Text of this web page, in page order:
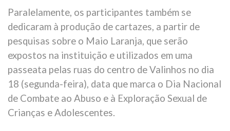
Paralelamente, os participantes também se
dedicaram à produção de cartazes, a partir de
pesquisas sobre o Maio Laranja, que serão
expostos na instituição e utilizados em uma
passeata pelas ruas do centro de Valinhos no dia
18 (segunda-feira), data que marca o Dia Nacional
de Combate ao Abuso e à Exploração Sexual de
Crianças e Adolescentes.